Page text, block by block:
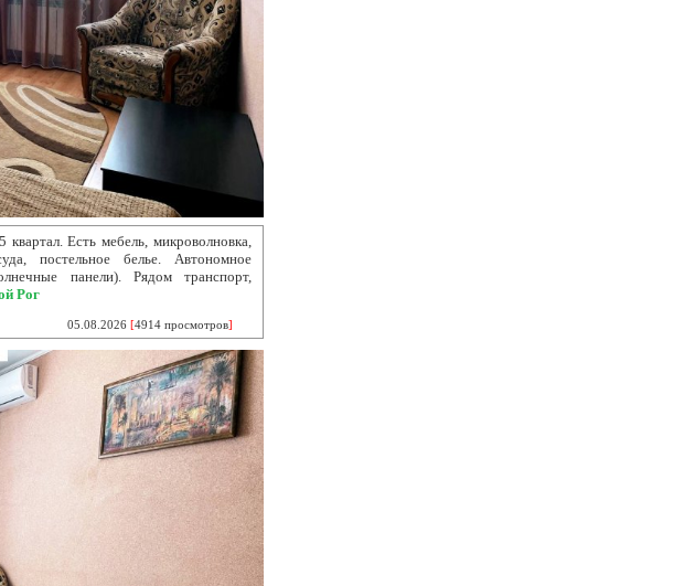
квартал. Есть мебель, микроволновка,
постельное белье. Автономное
панели). Рядом транспорт,
Рог
05.08.2026 [4914 просмотров]